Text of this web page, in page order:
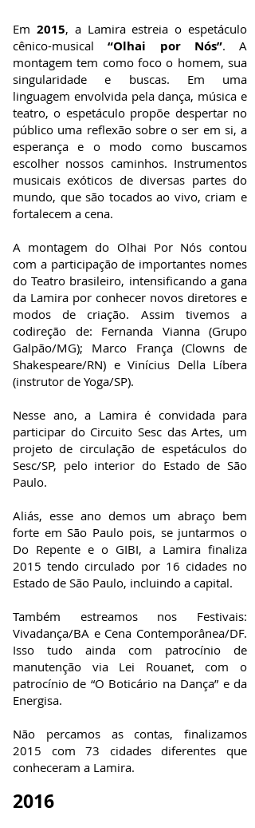
Em 2015, a Lamira estreia o espetáculo
cênico-musical“Olhai por Nós”. A
montagem tem como foco o homem, sua
singularidade e buscas. Em uma
linguagem envolvida pela dança, música e
teatro, o espetáculo propõe despertar no
público uma reflexão sobre o ser em si, a
esperança e o modo como buscamos
escolher nossos caminhos. Instrumentos
musicais exóticos de diversas partes do
mundo, que são tocados ao vivo, criam e
fortalecem a cena.
​A montagem do Olhai Por Nós contou
com a participação de importantes nomes
do Teatro brasileiro, intensificando a gana
da Lamira por conhecer novos diretores e
modos de criação. Assim tivemos a
codireção de: Fernanda Vianna (Grupo
Galpão/MG); Marco França (Clowns de
Shakespeare/RN) e Vinícius Della Líbera
(instrutor de Yoga/SP).
Nesse ano, a Lamira é convidada para
participar do Circuito Sesc das Artes, um
projeto de circulação de espetáculos do
Sesc/SP, pelo interior do Estado de São
Paulo.
Aliás, esse ano demos um abraço bem
forte em São Paulo pois, se juntarmos o
Do Repente e o GIBI, a Lamira finaliza
2015 tendo circulado por 16 cidades no
Estado de São Paulo, incluindo a capital.
Também estreamos nos Festivais:
Vivadança/BA e Cena Contemporânea/DF.
Isso tudo ainda com patrocínio de
manutenção via Lei Rouanet, com o
patrocínio de “O Boticário na Dança” e da
Energisa.
Não percamos as contas, finalizamos
2015 com 73 cidades diferentes que
conheceram a Lamira.
2016